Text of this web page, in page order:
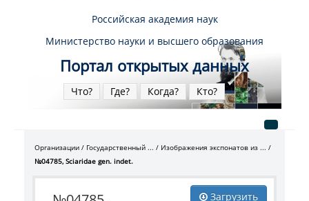
Российская академия наук
Министерство науки и высшего образования
Портал открытых данных
Что? Где? Когда? Кто?
Организации Государственный ...
Изображения экспонатов из ...
№04785, Sciaridae gen. indet.
Загрузить